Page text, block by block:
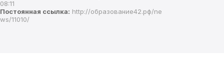
08:11
Постоянная ссылка: http://образование42.рф/ne
ws/11010/